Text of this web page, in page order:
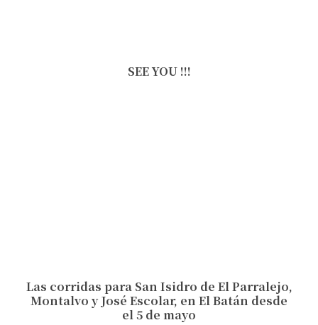
SEE YOU !!!
Las corridas para San Isidro de El Parralejo,
Montalvo y José Escolar, en El Batán desde
el 5 de mayo